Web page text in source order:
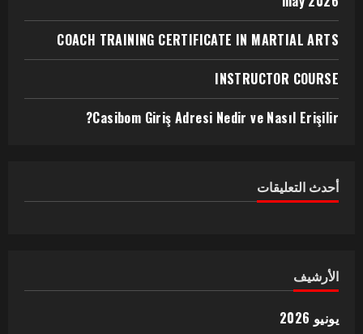
COACH TRAINING CERTIFICATE IN MARTIAL ARTS
INSTRUCTOR COURSE
Casibom Giriş Adresi Nedir ve Nasıl Erişilir?
أحدث التعليقات
الأرشيف
يونيو 2026